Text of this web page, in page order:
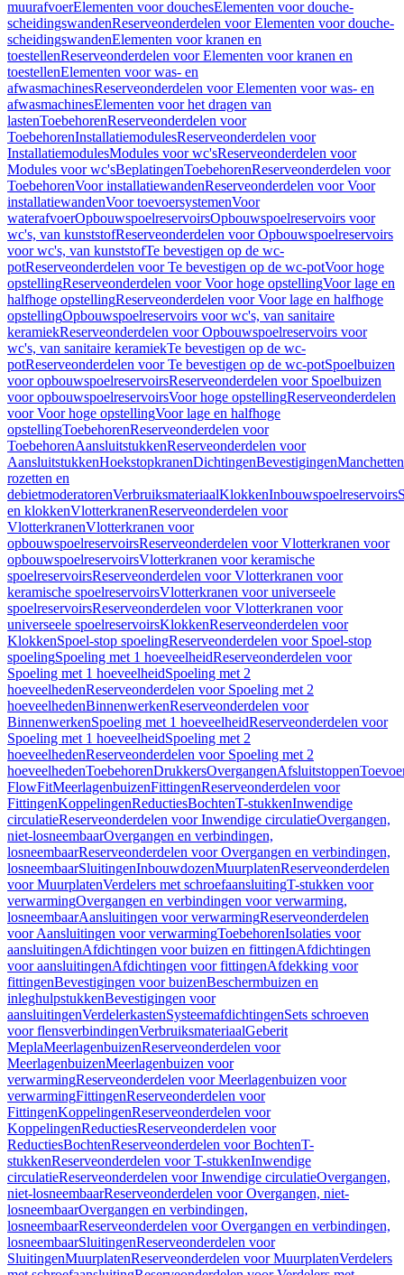
muurafvoerElementen voor douchesElementen voor douche-
scheidingswandenReserveonderdelen voor Elementen voor douche-
scheidingswandenElementen voor kranen en
toestellenReserveonderdelen voor Elementen voor kranen en
toestellenElementen voor was- en
afwasmachinesReserveonderdelen voor Elementen voor was- en
afwasmachinesElementen voor het dragen van
lastenToebehorenReserveonderdelen voor
ToebehorenInstallatiemodulesReserveonderdelen voor
InstallatiemodulesModules voor wc'sReserveonderdelen voor
Modules voor wc'sBeplatingenToebehorenReserveonderdelen voor
ToebehorenVoor installatiewandenReserveonderdelen voor Voor
installatiewandenVoor toevoersystemenVoor
waterafvoerOpbouwspoelreservoirsOpbouwspoelreservoirs voor
wc's, van kunststofReserveonderdelen voor Opbouwspoelreservoirs
voor wc's, van kunststofTe bevestigen op de wc-
potReserveonderdelen voor Te bevestigen op de wc-potVoor hoge
opstellingReserveonderdelen voor Voor hoge opstellingVoor lage en
halfhoge opstellingReserveonderdelen voor Voor lage en halfhoge
opstellingOpbouwspoelreservoirs voor wc's, van sanitaire
keramiekReserveonderdelen voor Opbouwspoelreservoirs voor
wc's, van sanitaire keramiekTe bevestigen op de wc-
potReserveonderdelen voor Te bevestigen op de wc-potSpoelbuizen
voor opbouwspoelreservoirsReserveonderdelen voor Spoelbuizen
voor opbouwspoelreservoirsVoor hoge opstellingReserveonderdelen
voor Voor hoge opstellingVoor lage en halfhoge
opstellingToebehorenReserveonderdelen voor
ToebehorenAansluitstukkenReserveonderdelen voor
AansluitstukkenHoekstopkranenDichtingenBevestigingenManchetten
rozetten en
debietmoderatorenVerbruiksmateriaalKlokkenInbouwspoelreservoirs
en klokkenVlotterkranenReserveonderdelen voor
VlotterkranenVlotterkranen voor
opbouwspoelreservoirsReserveonderdelen voor Vlotterkranen voor
opbouwspoelreservoirsVlotterkranen voor keramische
spoelreservoirsReserveonderdelen voor Vlotterkranen voor
keramische spoelreservoirsVlotterkranen voor universeele
spoelreservoirsReserveonderdelen voor Vlotterkranen voor
universeele spoelreservoirsKlokkenReserveonderdelen voor
KlokkenSpoel-stop spoelingReserveonderdelen voor Spoel-stop
spoelingSpoeling met 1 hoeveelheidReserveonderdelen voor
Spoeling met 1 hoeveelheidSpoeling met 2
hoeveelhedenReserveonderdelen voor Spoeling met 2
hoeveelhedenBinnenwerkenReserveonderdelen voor
BinnenwerkenSpoeling met 1 hoeveelheidReserveonderdelen voor
Spoeling met 1 hoeveelheidSpoeling met 2
hoeveelhedenReserveonderdelen voor Spoeling met 2
hoeveelhedenToebehorenDrukkersOvergangenAfsluitstoppen
FlowFitMeerlagenbuizenFittingenReserveonderdelen voor
FittingenKoppelingenReductiesBochtenT-stukkenInwendige
circulatieReserveonderdelen voor Inwendige circulatieOvergangen,
niet-losneembaarOvergangen en verbindingen,
losneembaarReserveonderdelen voor Overgangen en verbindingen,
losneembaarSluitingenInbouwdozenMuurplatenReserveonderdelen
voor MuurplatenVerdelers met schroefaansluitingT-stukken voor
verwarmingOvergangen en verbindingen voor verwarming,
losneembaarAansluitingen voor verwarmingReserveonderdelen
voor Aansluitingen voor verwarmingToebehorenIsolaties voor
aansluitingenAfdichtingen voor buizen en fittingenAfdichtingen
voor aansluitingenAfdichtingen voor fittingenAfdekking voor
fittingenBevestigingen voor buizenBeschermbuizen en
inleghulpstukkenBevestigingen voor
aansluitingenVerdelerkastenSysteemafdichtingenSets schroeven
voor flensverbindingenVerbruiksmateriaalGeberit
MeplaMeerlagenbuizenReserveonderdelen voor
MeerlagenbuizenMeerlagenbuizen voor
verwarmingReserveonderdelen voor Meerlagenbuizen voor
verwarmingFittingenReserveonderdelen voor
FittingenKoppelingenReserveonderdelen voor
KoppelingenReductiesReserveonderdelen voor
ReductiesBochtenReserveonderdelen voor BochtenT-
stukkenReserveonderdelen voor T-stukkenInwendige
circulatieReserveonderdelen voor Inwendige circulatieOvergangen,
niet-losneembaarReserveonderdelen voor Overgangen, niet-
losneembaarOvergangen en verbindingen,
losneembaarReserveonderdelen voor Overgangen en verbindingen,
losneembaarSluitingenReserveonderdelen voor
SluitingenMuurplatenReserveonderdelen voor MuurplatenVerdelers